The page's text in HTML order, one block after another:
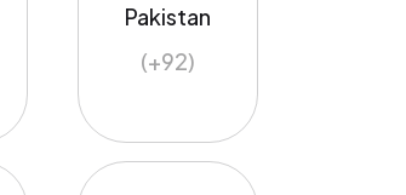
Pakistan
(+92)